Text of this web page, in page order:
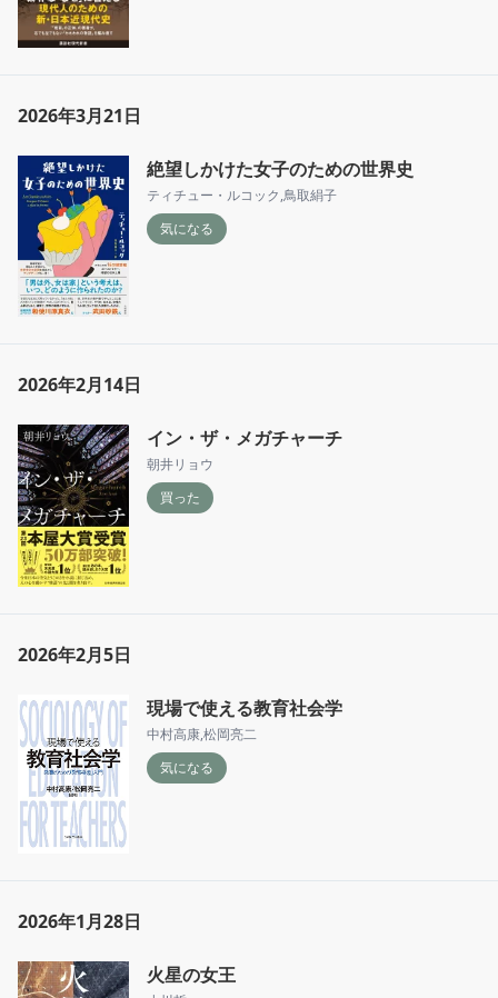
2026年3月21日
絶望しかけた女子のための世界史
ティチュー・ルコック,鳥取絹子
気になる
2026年2月14日
イン・ザ・メガチャーチ
朝井リョウ
買った
2026年2月5日
現場で使える教育社会学
中村高康,松岡亮二
気になる
2026年1月28日
火星の女王